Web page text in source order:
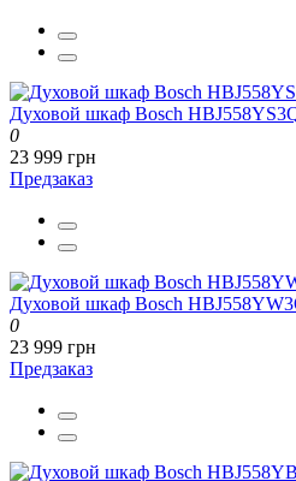
Духовой шкаф Bosch
0
23 999 грн
Предзаказ
Духовой шкаф Bosch
0
23 999 грн
Предзаказ